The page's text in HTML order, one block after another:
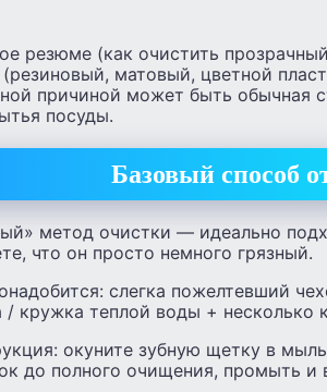
резюме (как очистить
(резиновый, матовый, цветной
причиной может быть обычная
посуды.
Базовый способ
метод очистки — идеально
что он просто немного грязный.
слегка пожелтевший
/ кружка теплой воды + несколько
окуните зубную щетку в
до полного очищения, промыть и